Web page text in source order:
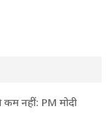
नहीं: PM मोदी